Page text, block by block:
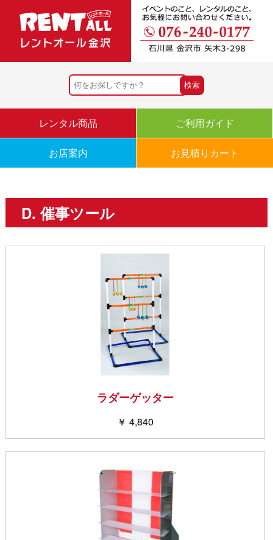
レンタル商品 ご利用ガイド
お店案内 お見積りカート
D. 催事ツール
ラダーゲッター
￥ 4,840